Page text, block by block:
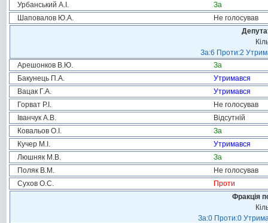
Урбанський А.І.
За
Шаповалов Ю.А.
Не голосував
За:6 Проти:2
Арешонков В.Ю.
За
Бакунець П.А.
Утримався
Вацак Г.А.
Утримався
Горват Р.І.
Не голосував
Іванчук А.В.
Відсутній
Ковальов О.І.
За
Кучер М.І.
Утримався
Люшняк М.В.
За
Поляк В.М.
Не голосував
Сухов О.С.
Проти
Фракція
За:0 Проти:0